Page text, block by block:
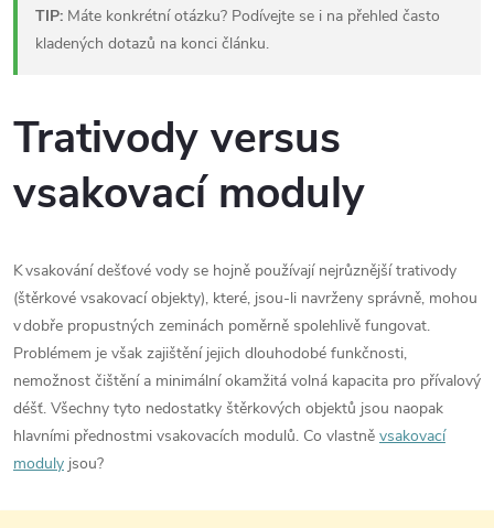
TIP: Máte konkrétní otázku? Podívejte se i na přehled často
kladených dotazů na konci článku.
Trativody versus
vsakovací moduly
K vsakování dešťové vody se hojně používají nejrůznější trativody
(štěrkové vsakovací objekty), které, jsou-li navrženy správně, mohou
v dobře propustných zeminách poměrně spolehlivě fungovat.
Problémem je však zajištění jejich dlouhodobé funkčnosti,
nemožnost čištění a minimální okamžitá volná kapacita pro přívalový
déšť. Všechny tyto nedostatky štěrkových objektů jsou naopak
hlavními přednostmi vsakovacích modulů. Co vlastně vsakovací
moduly jsou?